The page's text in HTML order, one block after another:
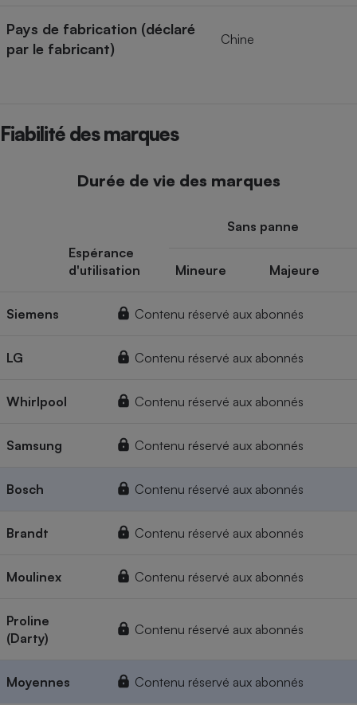
Pays de fabrication (déclaré
par le fabricant)
Chine
Fiabilité des marques
Durée de vie des marques
Espérance
d'utilisation
Sans panne
Mineure Majeure
Siemens Contenu réservé aux abonnés
LG Contenu réservé aux abonnés
Whirlpool Contenu réservé aux abonnés
Samsung Contenu réservé aux abonnés
Bosch Contenu réservé aux abonnés
Brandt Contenu réservé aux abonnés
Moulinex Contenu réservé aux abonnés
Proline
(Darty)
Contenu réservé aux abonnés
Moyennes Contenu réservé aux abonnés